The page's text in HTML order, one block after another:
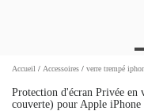
Accueil / Accessoires / verre trempé
Protection d'écran Privée en
couverte) pour Apple